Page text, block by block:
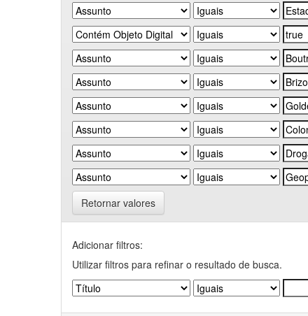
Retornar valores
Adicionar filtros:
Utilizar filtros para refinar o resultado de busca.